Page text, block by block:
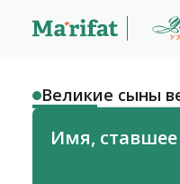
Великие сыны
Имя, ставшее